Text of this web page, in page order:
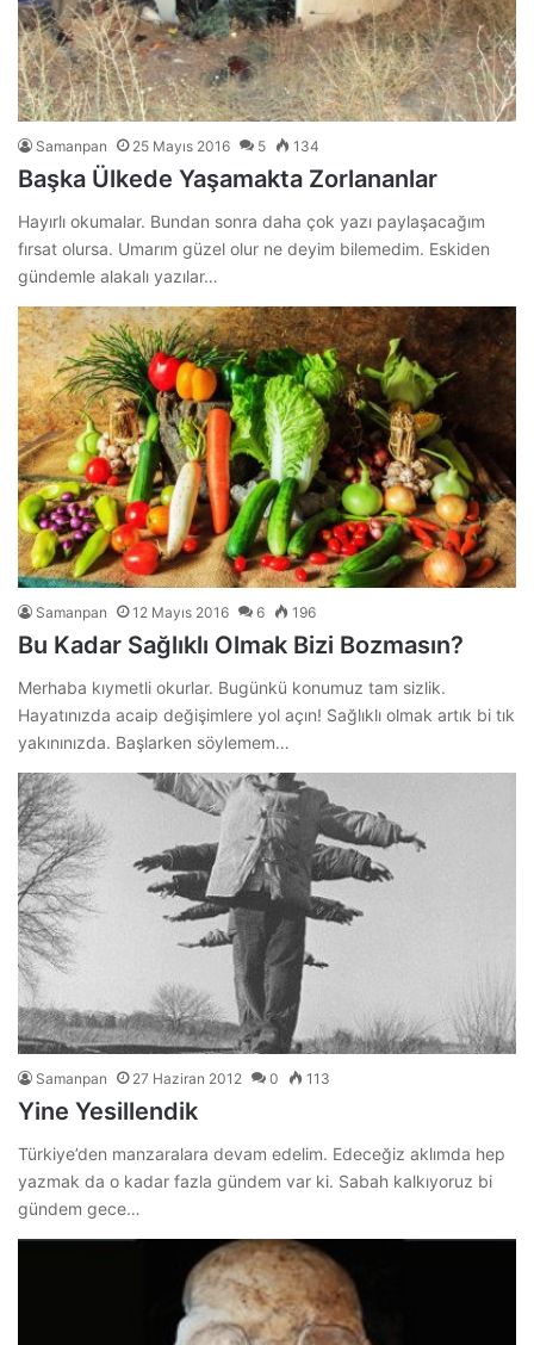
Samanpan 25 Mayıs 2016 5 134
Başka Ülkede Yaşamakta Zorlananlar
Hayırlı okumalar. Bundan sonra daha çok yazı paylaşacağım
fırsat olursa. Umarım güzel olur ne deyim bilemedim. Eskiden
gündemle alakalı yazılar…
Samanpan 12 Mayıs 2016 6 196
Bu Kadar Sağlıklı Olmak Bizi Bozmasın?
Merhaba kıymetli okurlar. Bugünkü konumuz tam sizlik.
Hayatınızda acaip değişimlere yol açın! Sağlıklı olmak artık bi tık
yakınınızda. Başlarken söylemem…
Samanpan 27 Haziran 2012 0 113
Yine Yesillendik
Türkiye’den manzaralara devam edelim. Edeceğiz aklımda hep
yazmak da o kadar fazla gündem var ki. Sabah kalkıyoruz bi
gündem gece…